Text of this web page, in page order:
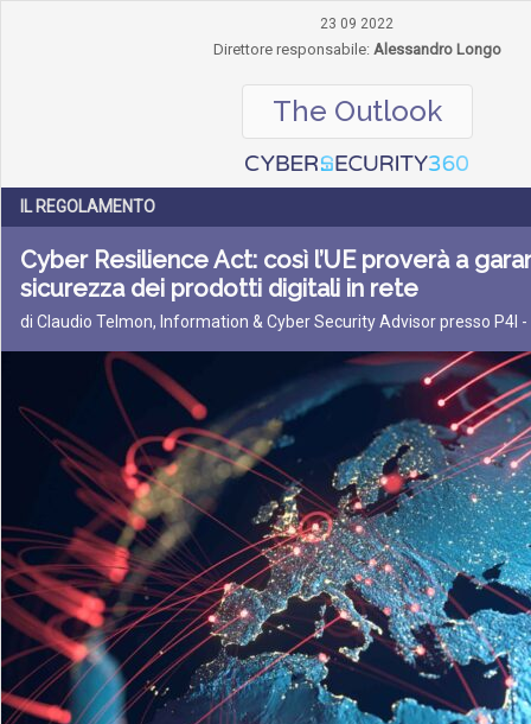
23 09 2022
Direttore responsabile: Alessandro Longo
The Outlook
IL REGOLAMENTO
Cyber Resilience Act: così l’UE proverà a
sicurezza dei prodotti digitali in rete
di Claudio Telmon, Information & Cyber Security Advisor presso P4I